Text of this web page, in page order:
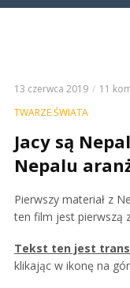
13 czerwca 2019 11
TWARZE ŚWIATA
Jacy są
Nepalu
Pierwszy materiał z
ten film jest pierwszą
Tekst ten jest
klikając w ikonę na